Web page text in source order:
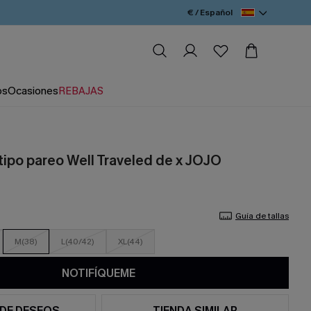
€ / Español
OcasionesREBAJAS
pareo Well Traveled de x JOJO
Guía de tallas
M(38) L(40/42) XL(44)
NOTIFÍQUEME